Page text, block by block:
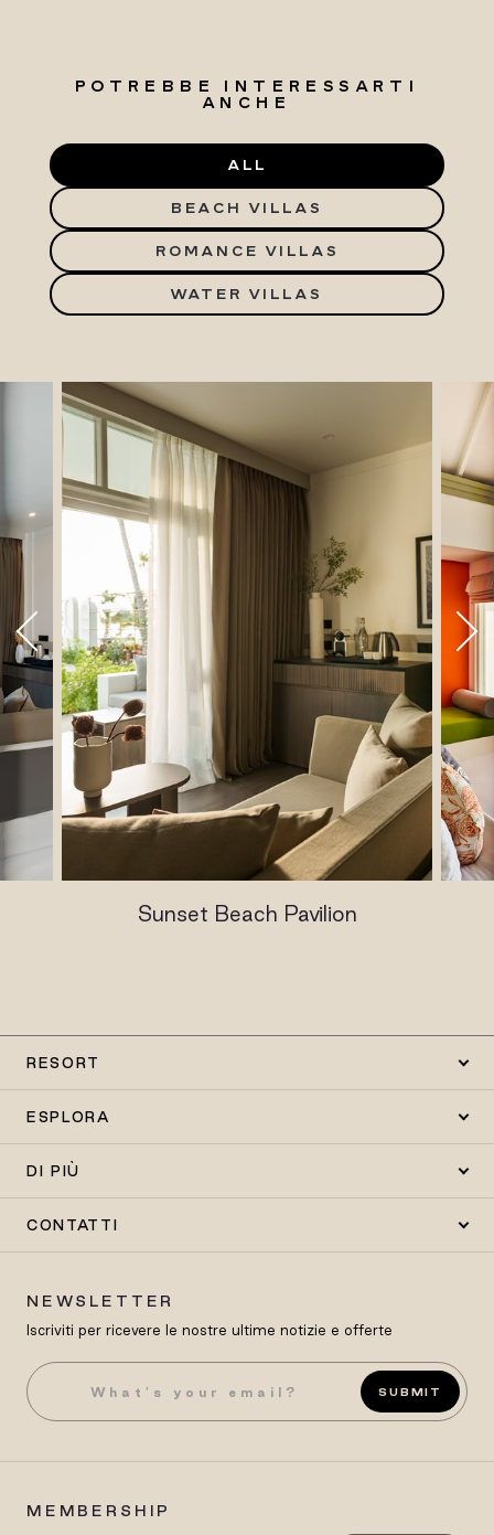
POTREBBE INTERESSARTI
ANCHE
ALL
BEACH VILLAS
ROMANCE VILLAS
WATER VILLAS
Sunset Beach Pavilion
RESORT
ESPLORA
DI PIÙ
CONTATTI
NEWSLETTER
Iscriviti per ricevere le nostre ultime notizie e offerte
SUBMIT
MEMBERSHIP